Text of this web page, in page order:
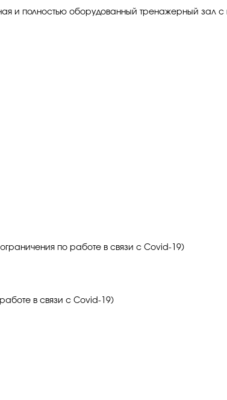
и полностью оборудованный тренажерный зал
по работе в связи с Covid-19)
в связи с Covid-19)